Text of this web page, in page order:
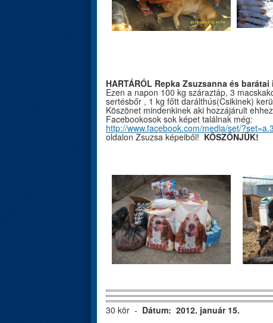
HARTÁRÓL Repka Zsuzsanna és
Ezen a napon 100 kg száraztáp, 3
sertésbőr , 1 kg főtt darálthús(Csikinek)
Köszönet mindenkinek aki hozzájárult
Facebookosok sok képet találnak még:
http://www.facebook.com/media/set/
oldalon Zsuzsa képeiből! KÖSZÖNJÜK!
30 kör - Dátum: 2012. január 15.